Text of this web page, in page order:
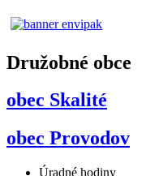
Družobné obce
obec Skalité
obec Provodov
Úradné hodiny